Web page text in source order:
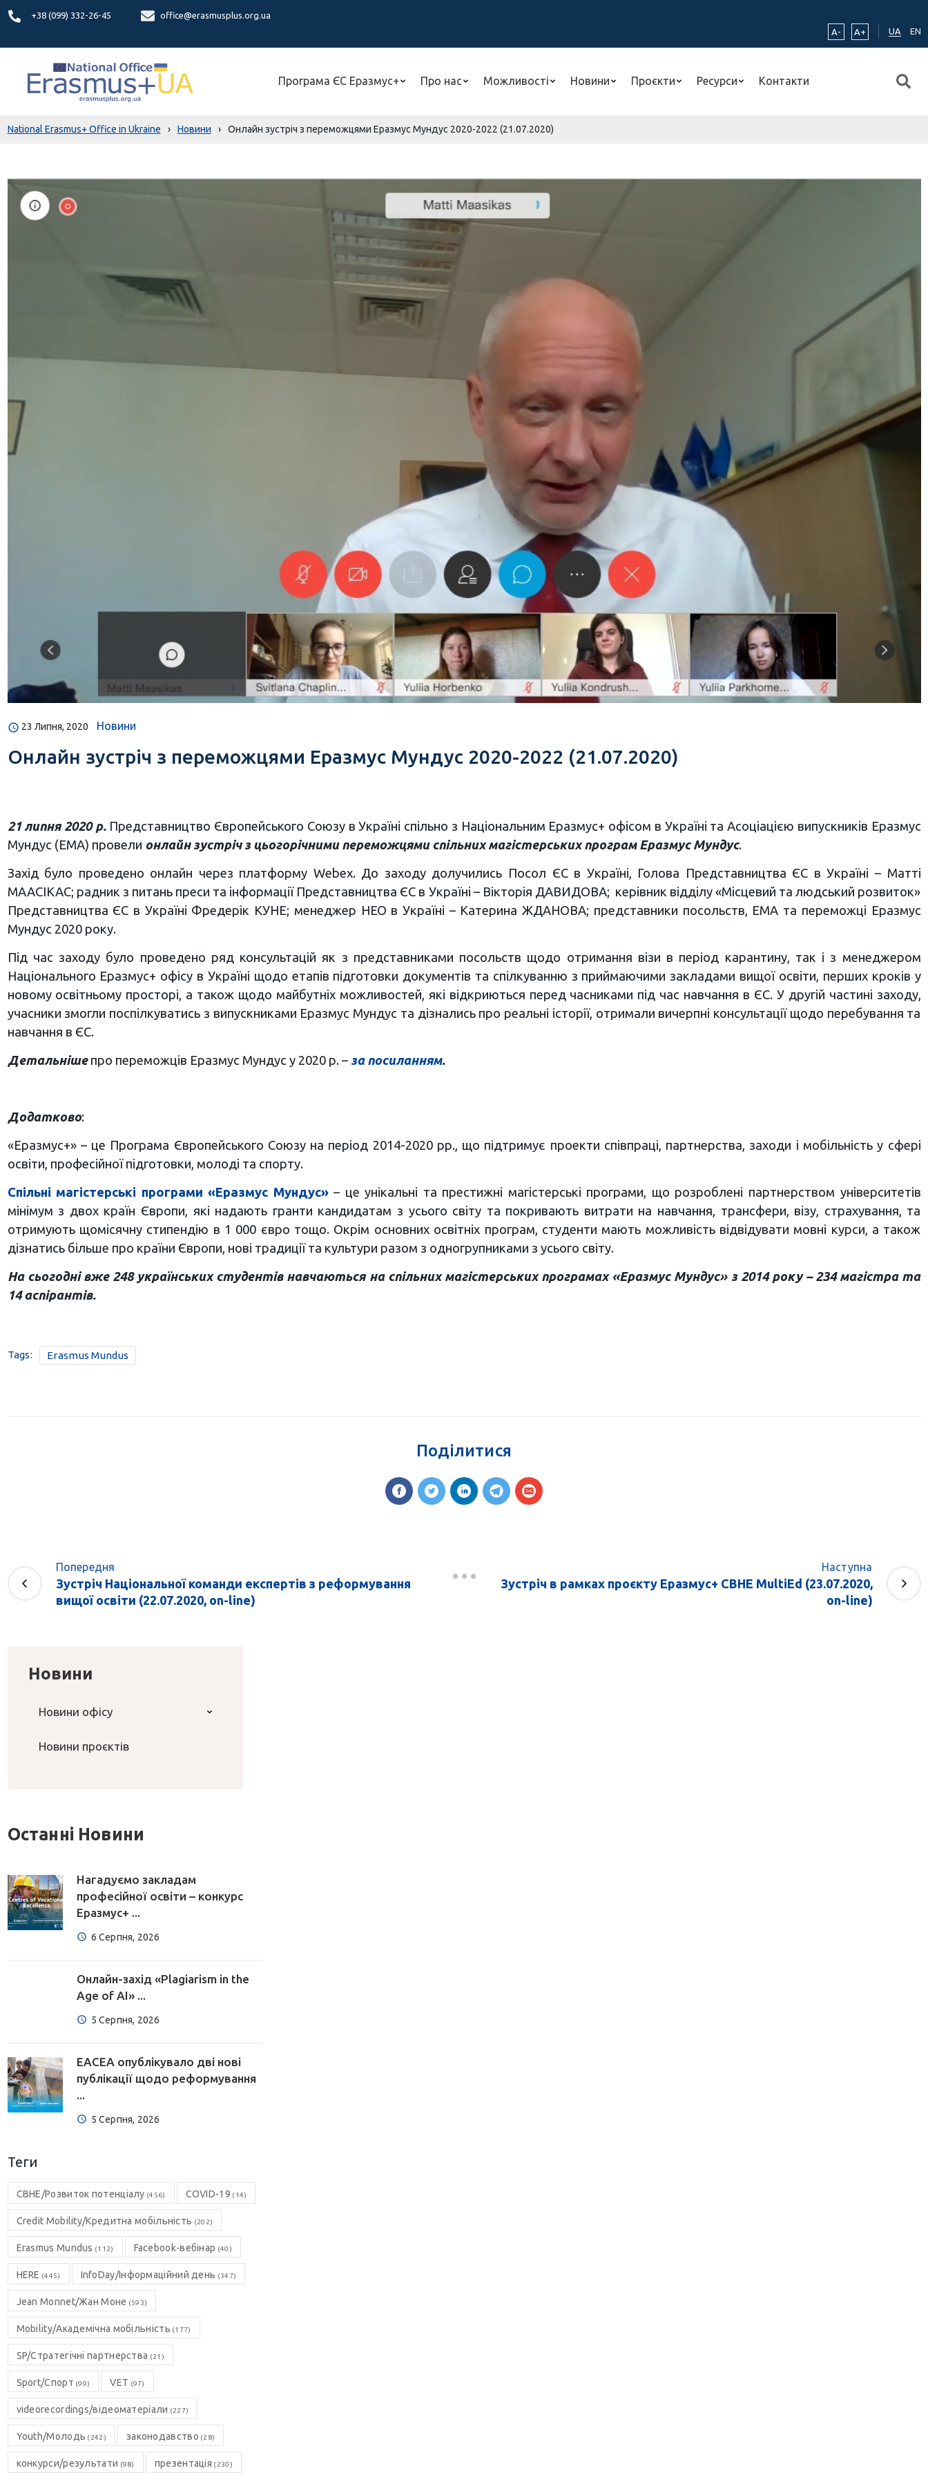
+38 (099) 332-26-45
office@erasmusplus.org.ua
A-
A+ UA EN
Програма ЄС Еразмус+ Про нас Можливості Новини Проєкти Ресурси Контакти
National Erasmus+ Office in Ukraine › Новини › Онлайн зустріч з переможцями Еразмус Мундус 2020-2022 (21.07.2020)
23 Липня, 2020 Новини
Онлайн зустріч з переможцями Еразмус Мундус 2020-2022 (21.07.2020)
21 липня 2020 р. Представництво Європейського Союзу в Україні спільно з Національним Еразмус+ офісом в Україні та Асоціацією випускників Еразмус
Мундус (ЕМА) провели онлайн зустріч з цьогорічними переможцями спільних магістерських програм Еразмус Мундус.
Захід було проведено онлайн через платформу Webex. До заходу долучились Посол ЄС в Україні, Голова Представництва ЄС в Україні – Матті
МААСІКАС; радник з питань преси та інформації Представництва ЄС в Україні – Вікторія ДАВИДОВА; керівник відділу «Місцевий та людський розвиток»
Представництва ЄС в Україні Фредерік КУНЕ; менеджер НЕО в Україні – Катерина ЖДАНОВА; представники посольств, ЕМА та переможці Еразмус
Мундус 2020 року.
Під час заходу було проведено ряд консультацій як з представниками посольств щодо отримання візи в період карантину, так і з менеджером
Національного Еразмус+ офісу в Україні щодо етапів підготовки документів та спілкуванню з приймаючими закладами вищої освіти, перших кроків у
новому освітньому просторі, а також щодо майбутніх можливостей, які відкриються перед часниками під час навчання в ЄС. У другій частині заходу,
учасники змогли поспілкуватись з випускниками Еразмус Мундус та дізнались про реальні історії, отримали вичерпні консультації щодо перебування та
навчання в ЄС.
Детальніше про переможців Еразмус Мундус у 2020 р. – за посиланням.
Додатково:
«Еразмус+» – це Програма Європейського Союзу на період 2014-2020 рр., що підтримує проекти співпраці, партнерства, заходи і мобільність у сфері
освіти, професійної підготовки, молоді та спорту.
Спільні магістерські програми «Еразмус Мундус»– це унікальні та престижні магістерські програми, що розроблені партнерством університетів
мінімум з двох країн Європи, які надають гранти кандидатам з усього світу та покривають витрати на навчання, трансфери, візу, страхування, та
отримують щомісячну стипендію в 1 000 євро тощо. Окрім основних освітніх програм, студенти мають можливість відвідувати мовні курси, а також
дізнатись більше про країни Європи, нові традиції та культури разом з одногрупниками з усього світу.
На сьогодні вже 248 українських студентів навчаються на спільних магістерських програмах «Еразмус Мундус» з 2014 року – 234 магістра та
14 аспірантів.
Tags: Erasmus Mundus
Поділитися
Попередня
Зустріч Національної команди експертів з реформування
вищої освіти (22.07.2020, on-line)
Наступна
Зустріч в рамках проєкту Еразмус+ CBHE MultiEd (23.07.2020,
on-line)
Новини
Новини офісу
Новини проєктів
Останні Новини
Нагадуємо закладам
професійної освіти – конкурс
Еразмус+ ...
6 Серпня, 2026
Онлайн-захід «Plagiarism in the
Age of AI» ...
5 Серпня, 2026
EACEA опублікувало дві нові
публікації щодо реформування
...
5 Серпня, 2026
Теги
CBHE/Розвиток потенціалу (456) COVID-19 (14)
Credit Mobility/Кредитна мобільність (202)
Erasmus Mundus (112) Facebook-вебінар (40)
HERE (445) InfoDay/Інформаційний день (347)
Jean Monnet/Жан Моне (593)
Mobility/Академічна мобільність (177)
SP/Стратегічні партнерства (21)
Sport/Спорт (99) VET (97)
videorecordings/відеоматеріали (227)
Youth/Молодь (242) законодавство (28)
конкурси/результати (98) презентація (230)